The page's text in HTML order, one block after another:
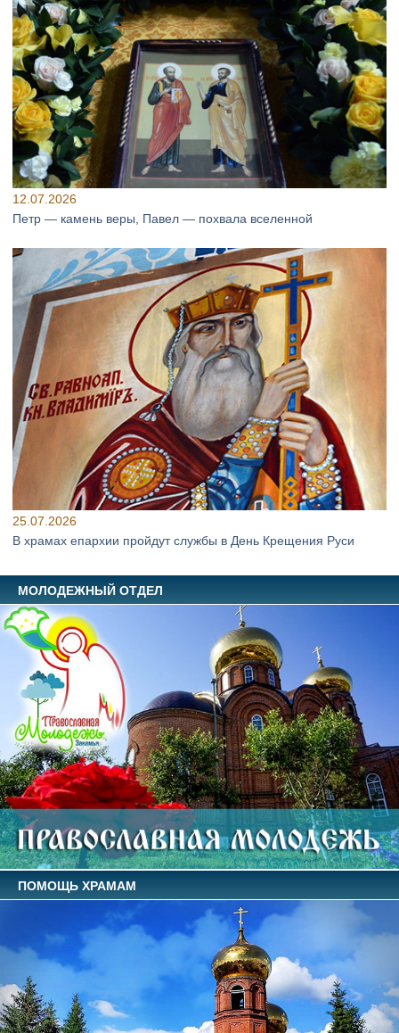
12.07.2026
Петр — камень веры, Павел — похвала вселенной
25.07.2026
В храмах епархии пройдут службы в День Крещения Руси
МОЛОДЕЖНЫЙ ОТДЕЛ
ПОМОЩЬ ХРАМАМ